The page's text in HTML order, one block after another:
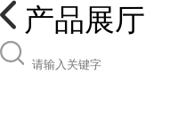
产品展厅